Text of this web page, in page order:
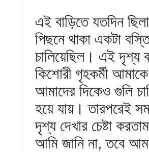
এই বাড়িতে যতদিন
পিছনে থাকা একটা
চালিয়েছিল। এই দৃশ্য
কিশোরী গৃহকর্মী আমাকে
আমাদের দিকেও গুলি
হয়ে যায়। তারপরেই
দৃশ্য দেখার চেষ্টা
আমি জানি না, তবে